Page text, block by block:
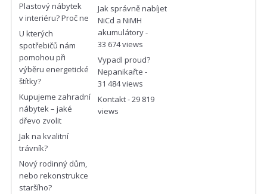
Plastový nábytek
v interiéru? Proč ne
U kterých
spotřebičů nám
pomohou při
výběru energetické
štítky?
Kupujeme zahradní
nábytek – jaké
dřevo zvolit
Jak na kvalitní
trávník?
Nový rodinný dům,
nebo rekonstrukce
staršího?
Jak správně nabíjet
NiCd a NiMH
akumulátory-
33 674 views
Vypadl proud?
Nepanikařte -
31 484 views
Kontakt- 29 819
views